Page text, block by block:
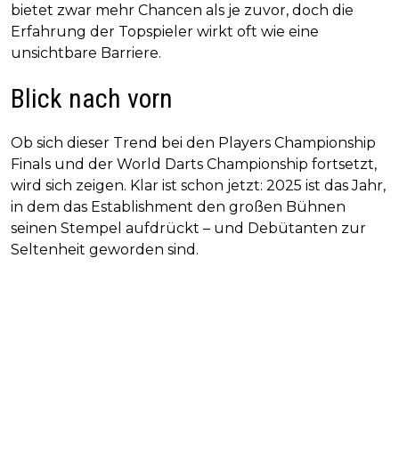
bietet zwar mehr Chancen als je zuvor, doch die
Erfahrung der Topspieler wirkt oft wie eine
unsichtbare Barriere.
Blick nach vorn
Ob sich dieser Trend bei den Players Championship
Finals und der World Darts Championship fortsetzt,
wird sich zeigen. Klar ist schon jetzt: 2025 ist das Jahr,
in dem das Establishment den großen Bühnen
seinen Stempel aufdrückt – und Debütanten zur
Seltenheit geworden sind.